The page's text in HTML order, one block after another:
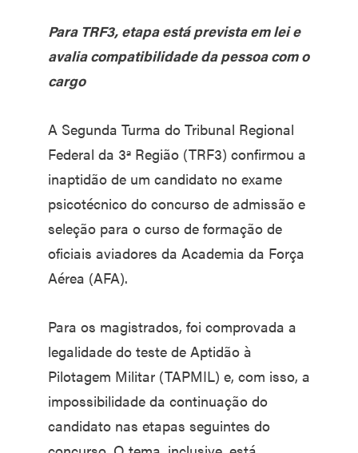
Para TRF3, etapa está prevista em lei e
avalia compatibilidade da pessoa com o
cargo
A Segunda Turma do Tribunal Regional
Federal da 3ª Região (TRF3) confirmou a
inaptidão de um candidato no exame
psicotécnico do concurso de admissão e
seleção para o curso de formação de
oficiais aviadores da Academia da Força
Aérea (AFA).
Para os magistrados, foi comprovada a
legalidade do teste de Aptidão à
Pilotagem Militar (TAPMIL) e, com isso, a
impossibilidade da continuação do
candidato nas etapas seguintes do